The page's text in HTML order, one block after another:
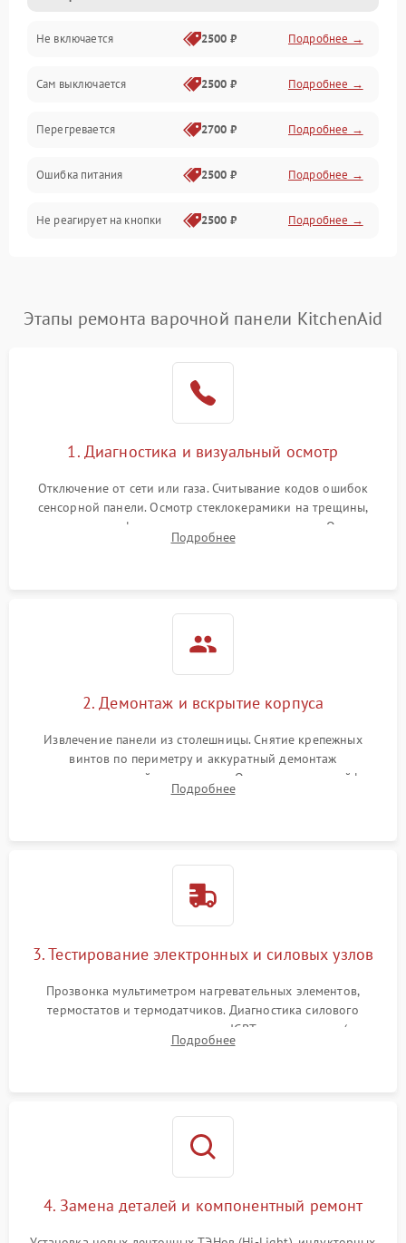
Не включается 2500 ₽ Подробнее →
Сам выключается 2500 ₽ Подробнее →
Перегревается 2700 ₽ Подробнее →
Ошибка питания 2500 ₽ Подробнее →
Не реагирует на кнопки 2500 ₽ Подробнее →
Этапы ремонта варочной панели KitchenAid
1. Диагностика и визуальный осмотр
Отключение от сети или газа. Считывание кодов ошибок
сенсорной панели. Осмотр стеклокерамики на трещины,
проверка конфорок на равномерность нагрева. Опрос
клиента о симптомах (не включается, не видит посуду,
Подробнее
2. Демонтаж и вскрытие корпуса
Извлечение панели из столешницы. Снятие крепежных
винтов по периметру и аккуратный демонтаж
стеклокерамической поверхности. Отсоединение шлейфов
сенсорного блока для доступа к силовым платам, катушкам
Подробнее
3. Тестирование электронных и силовых узлов
Прозвонка мультиметром нагревательных элементов,
термостатов и термодатчиков. Диагностика силового
модуля, реле, диодных мостов и IGBT-транзисторов (для
индукции). Проверка кранов и газ-контроля (для газовых
Подробнее
4. Замена деталей и компонентный ремонт